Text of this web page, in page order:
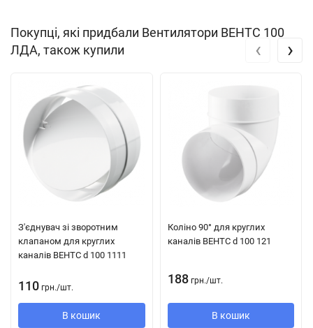
Сучасний дизайн і естетичний зовнішній вигляд.
Корпус і крильчатка виконані з високоякісного і міцного
АБС пластика, стійкого до ультрафіолету.
Конструкція крильчатки дозволяє підвищити ефективність
вентилятора і термін служби двигуна.
панелі з натурального алюмінію.
Ступінь захистуIP 34.
Покупці, які придбали Вентилятори ВЕНТС 100
ЛДА, також купили
З'єднувач зі зворотним
клапаном для круглих
каналів ВЕНТС d 100 1111
110 грн./шт.
В кошик
Коліно 90° для круглих
каналів ВЕНТС d 100 121
188 грн./шт.
В кошик
‹ ›